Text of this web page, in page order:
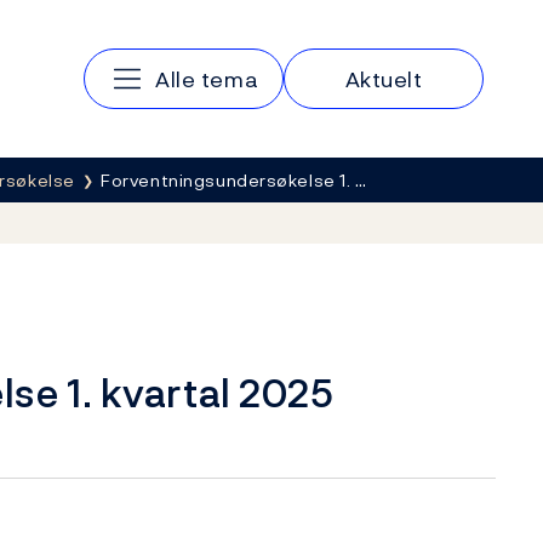
Hovedmeny
Alle tema Aktuelt
Forventningsundersøkelse 1. …
1. kvartal 2025